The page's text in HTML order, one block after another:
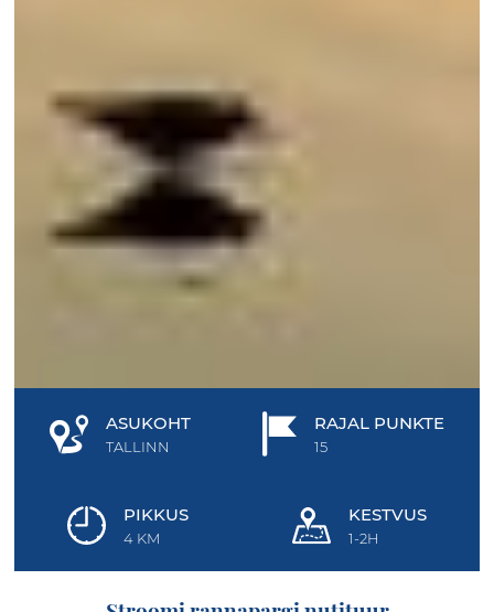
ASUKOHT
TALLINN
RAJAL PUNKTE
15
PIKKUS
4 KM
KESTVUS
1-2H